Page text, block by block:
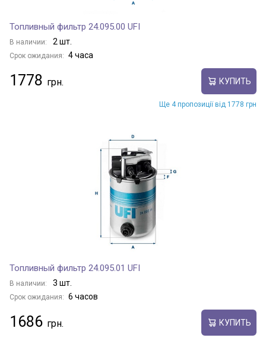
Топливный фильтр 24.095.00 UFI
В наличии: 2 шт.
Срок ожидания: 4 часа
1778 КУПИТЬ
Ще 4 пропозиції від 1778 грн
Топливный фильтр 24.095.01 UFI
В наличии: 3 шт.
Срок ожидания: 6 часов
1686 КУПИТЬ